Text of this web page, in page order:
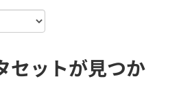
セットが見つか